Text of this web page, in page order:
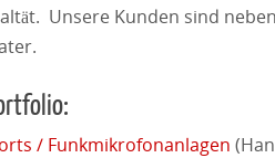
Unsere Kunden sind
/ Funkmikrofonanlagen